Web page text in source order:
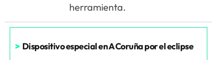
herramienta.
> Dispositivo especial en A Coruña por el eclipse